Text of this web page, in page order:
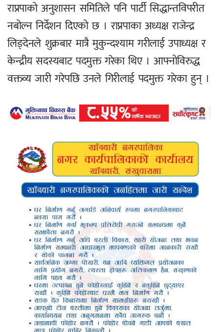
राप्रपाको अनुशासन समितिले पनि पार्टी सिद्धान्तविपरीत
नबोल्न निर्देशन दिएको छ । राप्रपाका अध्यक्ष राजेन्द्र
लिङ्देनले शुक्रबार मात्रै मुकुन्दश्याम गरीलाई उपाध्यक्ष र
केन्द्रीय सदस्यबाट पदमुक्त गरेका थिए । आफ्नोविरुद्ध
वक्तव्य जारी गरेपछि उनले गिरीलाई पदमुक्त गरेका हुन् ।